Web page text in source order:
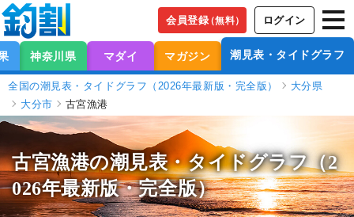
会員登録（無料） ログイン
神奈川県 マダイ マガジン 潮見表・タイドグラフ
全国の潮見表・タイドグラフ（2026年最新版・完全版）
大分県
大分市
古宮漁港
古宮漁港の潮見表・タイドグラフ（2
026年最新版・完全版）